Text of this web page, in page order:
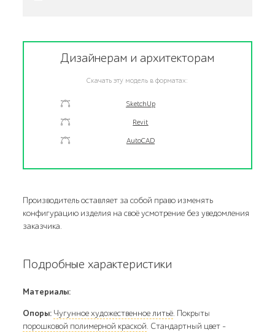
Дизайнерам и архитекторам
Скачать эту модель в форматах:
SketchUp
Revit
AutoCAD
Производитель оставляет за собой право изменять
конфигурацию изделия на своё усмотрение без уведомления
заказчика.
Подробные характеристики
Материалы:
Опоры: Чугунное художественное литьё. Покрыты
порошковой полимерной краской. Стандартный цвет –